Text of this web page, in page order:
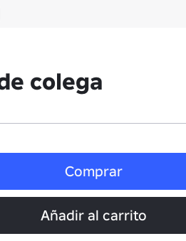
colega
Comprar
Añadir al carrito